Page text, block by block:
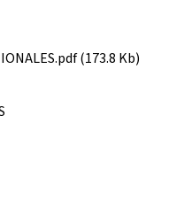
(173.8 Kb)